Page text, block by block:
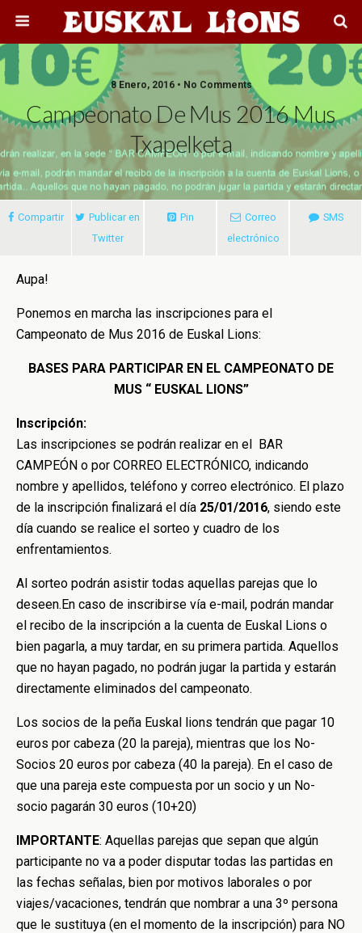
8 Enero, 2016 • No Comments
Campeonato De Mus 2016 Mus
Txapelketa
Compartir
Publicar en
Twitter
Pin
Correo
electrónico
SMS
Aupa!
Ponemos en marcha las inscripciones para el
Campeonato de Mus 2016 de Euskal Lions:
BASES PARA PARTICIPAR EN EL CAMPEONATO DE
MUS “ EUSKAL LIONS”
Inscripción:
Las inscripciones se podrán realizar en el BAR
CAMPEÓN o por CORREO ELECTRÓNICO, indicando
nombre y apellidos, teléfono y correo electrónico. El plazo
de la inscripción finalizará el día 25/01/2016, siendo este
día cuando se realice el sorteo y cuadro de los
enfrentamientos.
Al sorteo podrán asistir todas aquellas parejas que lo
deseen.En caso de inscribirse vía e-mail, podrán mandar
el recibo de la inscripción a la cuenta de Euskal Lions o
bien pagarla, a muy tardar, en su primera partida. Aquellos
que no hayan pagado, no podrán jugar la partida y estarán
directamente eliminados del campeonato.
Los socios de la peña Euskal lions tendrán que pagar 10
euros por cabeza (20 la pareja), mientras que los No-
Socios 20 euros por cabeza (40 la pareja). En el caso de
que una pareja este compuesta por un socio y un No-
socio pagarán 30 euros (10+20)
IMPORTANTE: Aquellas parejas que sepan que algún
participante no va a poder disputar todas las partidas en
las fechas señalas, bien por motivos laborales o por
viajes/vacaciones, tendrán que nombrar a una 3º persona
que le sustituya (en el momento de la inscripción) para NO